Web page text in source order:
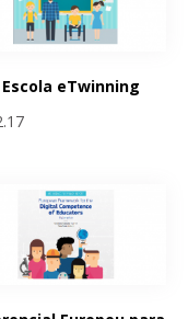
Escola eTwinning